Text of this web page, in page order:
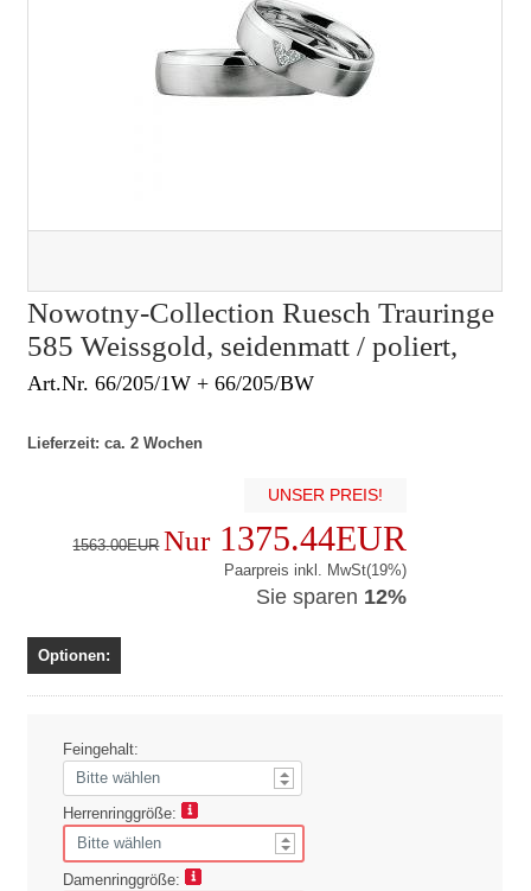
Nowotny-Collection Ruesch Trauringe
585 Weissgold, seidenmatt / poliert,
Art.Nr. 66/205/1W + 66/205/BW
Lieferzeit: ca. 2 Wochen
UNSER PREIS!
1563.00EUR Nur1375.44EUR
Paarpreis inkl. MwSt(19%)
Sie sparen 12%
Optionen:
Feingehalt:
Herrenringgröße:
Damenringgröße: